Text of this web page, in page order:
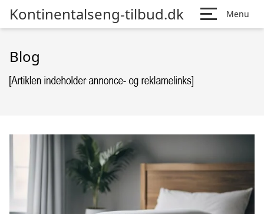
Kontinentalseng-tilbud.dk Menu
Blog